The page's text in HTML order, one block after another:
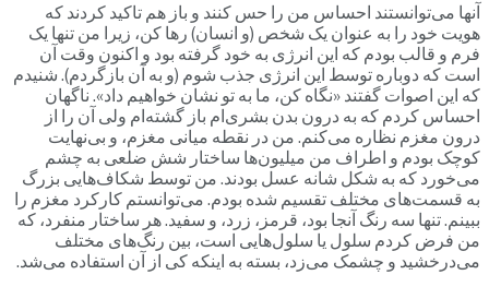
آنها می‌توانستند احساس من را حس کنند و باز هم تاکید کردند که
هویت خود را به عنوان یک شخص (و انسان) رها کن، زیرا من تنها یک
فرم و قالب بودم که این انرژی به خود گرفته بود و اکنون وقت آن
است که دوباره توسط این انرژی جذب شوم (و به آن بازگردم). شنیدم
که این اصوات گفتند «نگاه کن، ما به تو نشان خواهیم داد». ناگهان
احساس کردم که به درون بدن بشری‌ام باز گشته‌ام ولی آن را از
درون مغزم نظاره می‌کنم. من در نقطه میانی مغزم، و بی‌نهایت
کوچک بودم و اطراف من میلیون‌ها ساختار شش ضلعی به چشم
می‌خورد که به شکل شانه عسل بودند. من توسط شکاف‌هایی بزرگ
به قسمت‌های مختلف تقسیم شده بودم. می‌توانستم کارکرد مغزم را
ببینم. تنها سه رنگ آنجا بود، قرمز، زرد، و سفید. هر ساختار منفرد، که
من فرض کردم سلول یا سلول‌هایی است، بین رنگ‌های مختلف
می‌درخشید و چشمک می‌زد، بسته به اینکه کی از آن استفاده می‌شد.